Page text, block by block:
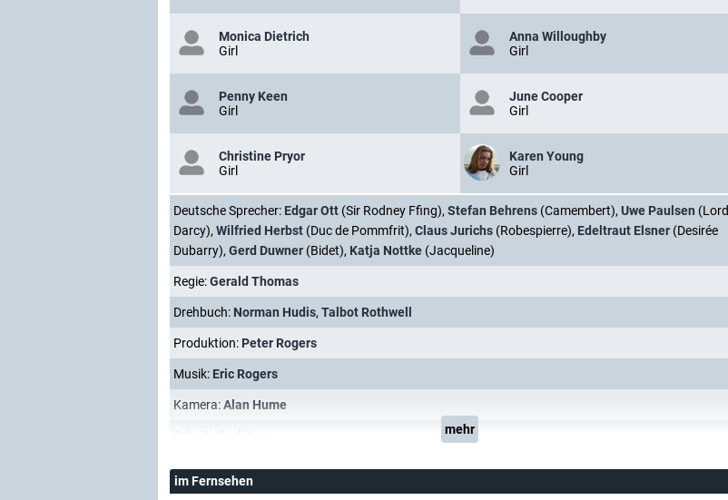
Monica Dietrich
Girl
Anna Willoughby
Girl
Penny Keen
Girl
June Cooper
Girl
Christine Pryor
Girl
Karen Young
Girl
Deutsche Sprecher: Edgar Ott (Sir Rodney Ffing), Stefan Behrens (Camembert), Uwe Paulsen (Lord
Darcy), Wilfried Herbst (Duc de Pommfrit), Claus Jurichs (Robespierre), Edeltraut Elsner (Desirée
Dubarry), Gerd Duwner (Bidet), Katja Nottke (Jacqueline)
Regie:Gerald Thomas
Drehbuch: Norman Hudis, Talbot Rothwell
Produktion: Peter Rogers
Musik: Eric Rogers
Kamera:Alan Hume
mehr
im Fernsehen